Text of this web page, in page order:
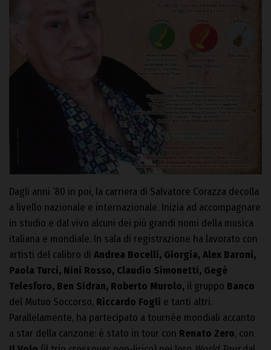
Dagli anni ’80 in poi, la carriera di Salvatore Corazza decolla
a livello nazionale e internazionale. Inizia ad accompagnare
in studio e dal vivo alcuni dei più grandi nomi della musica
italiana e mondiale. In sala di registrazione ha lavorato con
artisti del calibro di Andrea Bocelli, Giorgia, Alex Baroni,
Paola Turci, Nini Rosso, Claudio Simonetti, Gegè
Telesforo, Ben Sidran, Roberto Murolo, il gruppo Banco
del Mutuo Soccorso, Riccardo Fogli e tanti altri.
Parallelamente, ha partecipato a tournée mondiali accanto
a star della canzone: è stato in tour con Renato Zero, con